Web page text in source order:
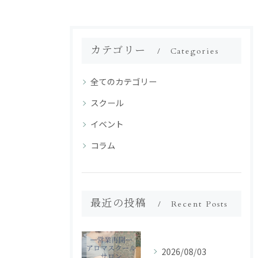
カテゴリー Categories
全てのカテゴリー
スクール
イベント
コラム
最近の投稿 Recent Posts
2026/08/03